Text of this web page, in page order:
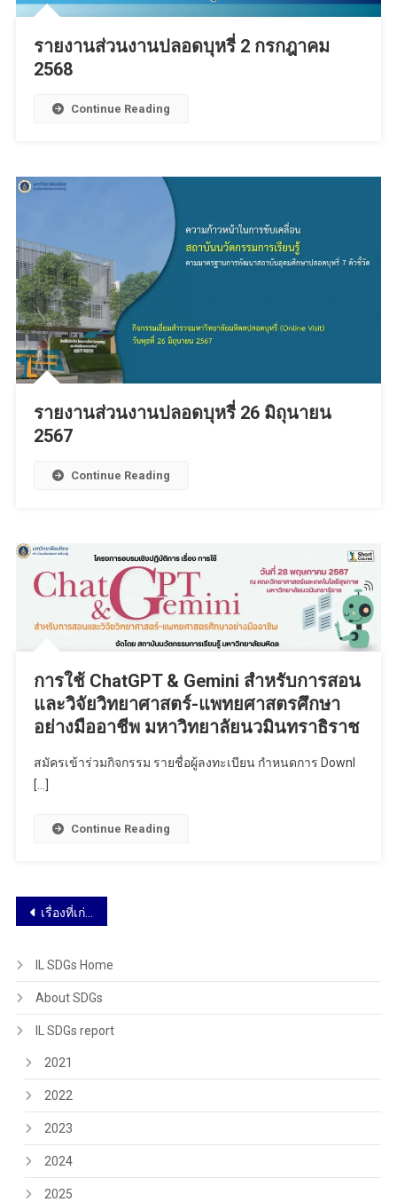
รายงานส่วนงานปลอดบุหรี่ 2 กรกฎาคม
2568
Continue Reading
รายงานส่วนงานปลอดบุหรี่ 26 มิถุนายน
2567
Continue Reading
การใช้ ChatGPT & Gemini สำหรับการสอน
และวิจัยวิทยาศาสตร์-แพทยศาสตรศึกษา
อย่างมืออาชีพ มหาวิทยาลัยนวมินทราธิราช
สมัครเข้าร่วมกิจกรรม รายชื่อผู้ลงทะเบียน กำหนดการ Downl
[…]
Continue Reading
เรื่องที่เก่ากว่า
IL SDGs Home
About SDGs
IL SDGs report
2021
2022
2023
2024
2025